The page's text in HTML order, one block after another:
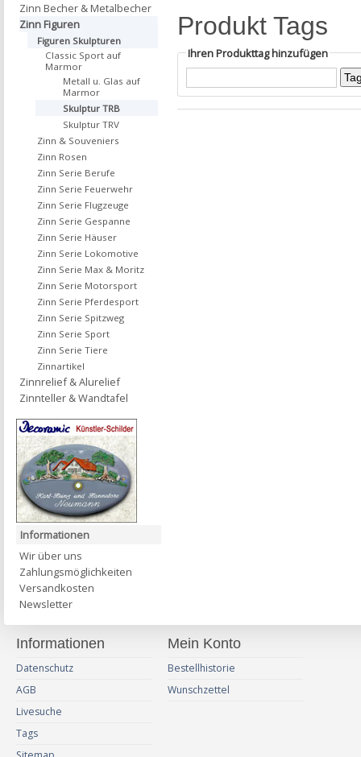
Produkt Tags
Ihren Produkttag hinzufügen
Zinn Becher & Metalbecher
Zinn Figuren
Figuren Skulpturen
Classic Sport auf
Marmor
Metall u. Glas auf
Marmor
Skulptur TRB
Skulptur TRV
Zinn & Souveniers
Zinn Rosen
Zinn Serie Berufe
Zinn Serie Feuerwehr
Zinn Serie Flugzeuge
Zinn Serie Gespanne
Zinn Serie Häuser
Zinn Serie Lokomotive
Zinn Serie Max & Moritz
Zinn Serie Motorsport
Zinn Serie Pferdesport
Zinn Serie Spitzweg
Zinn Serie Sport
Zinn Serie Tiere
Zinnartikel
Zinnrelief & Alurelief
Zinnteller & Wandtafel
Informationen
Wir über uns
Zahlungsmöglichkeiten
Versandkosten
Newsletter
Informationen
Datenschutz
AGB
Livesuche
Tags
Mein Konto
Bestellhistorie
Wunschzettel